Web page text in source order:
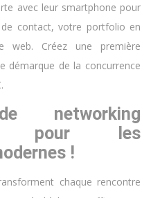
avec leur smartphone pour
contact, votre portfolio en
Créez une première
démarque de la concurrence
networking
pour les
!
chaque rencontre